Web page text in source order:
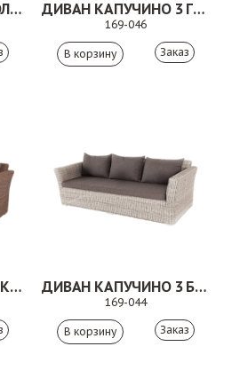
КРЕСЛО СИЦИЛИЯ СОЛОМЕННЫЙ ДИВАН КАПУЧИНО 3 ГРАФИТ
169-046
Заказ
ДИВАН КАПУЧИНО 3 КОРИЧНЕВЫЙ ДИВАН КАПУЧИНО 3 БЕЖЕВЫЙ
169-044
Заказ